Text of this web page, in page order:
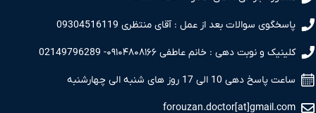
سوالات بعد از عمل : آقای منتظری 09304516119
و نوبت دهی : خانم عاطفی ۰۹۱۰۴۸۰۸۱۶۶- 02149796289
دهی 10 الی 17 روز های شنبه الی چهارشنبه